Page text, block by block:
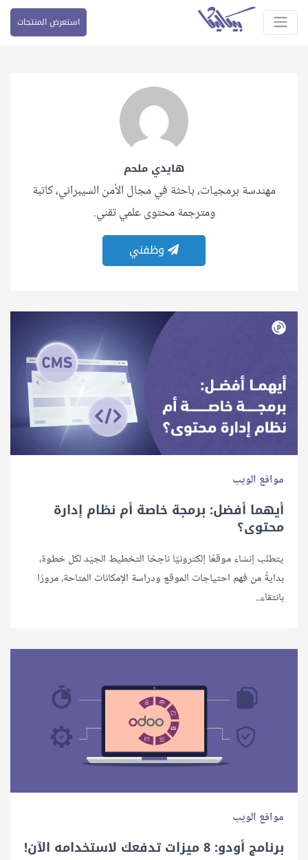
استعرض المنتجات
هايدي ملحم
مهندسة برمجيات، باحثة في مجال الأمن السيبراني، كاتبة
ومترجمة محتوى علمي تقني.
وظفني
مواقع الويب
أيهما أفضل: ﺑﺮﻣﺠﺔ ﺧﺎﺻﺔ أم ﻧﻈﺎم إدارة
ﻣﺤﺘﻮى؟
يتطلب إنشاء موقعًا إلكترونيًا ناجحًا التخطيط الجيّد لكل خطوة،
بدايةً من فهم احتياجات الموقع ودراسة الإمكانات المتاحة، مرورًا
بانتقاء..
مواقع الويب
برنامج أودو: 8 ميزات تدفعك لاستخدامه الآن!